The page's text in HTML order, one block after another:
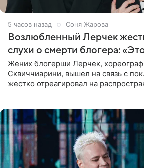
5 часов назад Соня Жарова
Возлюбленный Лерчек
слухи о смерти блогера:
Жених блогерши Лерчек,
Сквиччиарини, вышел на связь с
жестко отреагировал на